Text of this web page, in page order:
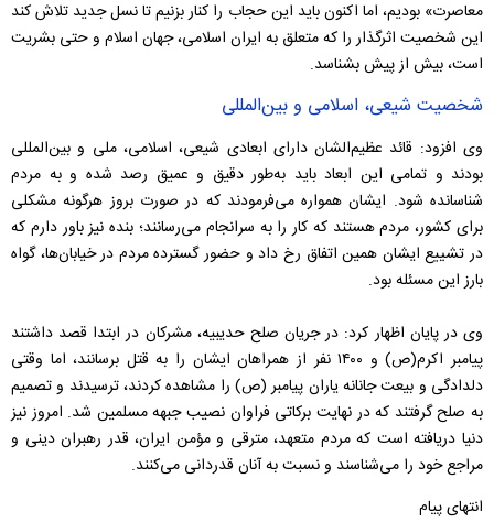
معاصرت» بودیم، اما اکنون باید این حجاب را کنار بزنیم تا نسل جدید تلاش کند
این شخصیت اثرگذار را که متعلق به ایران اسلامی، جهان اسلام و حتی بشریت
است، بیش از پیش بشناسد.
شخصیت شیعی، اسلامی و بین‌المللی
وی افزود: قائد عظیم‌الشان دارای ابعادی شیعی، اسلامی، ملی و بین‌المللی
بودند و تمامی این ابعاد باید به‌طور دقیق و عمیق رصد شده و به مردم
شناسانده شود. ایشان همواره می‌فرمودند که در صورت بروز هرگونه مشکلی
برای کشور، مردم هستند که کار را به سرانجام می‌رسانند؛ بنده نیز باور دارم که
در تشییع ایشان همین اتفاق رخ داد و حضور گسترده مردم در خیابان‌ها، گواه
بارز این مسئله بود.
وی در پایان اظهار کرد: در جریان صلح حدیبیه، مشرکان در ابتدا قصد داشتند
پیامبر اکرم(ص) و ۱۴۰۰ نفر از همراهان ایشان را به قتل برسانند، اما وقتی
دلدادگی و بیعت جانانه یاران پیامبر (ص) را مشاهده کردند، ترسیدند و تصمیم
به صلح گرفتند که در نهایت برکاتی فراوان نصیب جبهه مسلمین شد. امروز نیز
دنیا دریافته است که مردم متعهد، مترقی و مؤمن ایران، قدر رهبران دینی و
مراجع خود را می‌شناسند و نسبت به آنان قدردانی می‌کنند.
انتهای پیام